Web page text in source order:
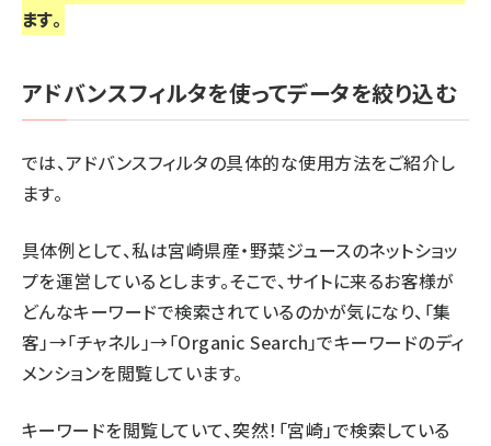
ます。
アドバンスフィルタを使ってデータを絞り込む
では、アドバンスフィルタの具体的な使用方法をご紹介し
ます。
具体例として、私は宮崎県産・野菜ジュースのネットショッ
プを運営しているとします。そこで、サイトに来るお客様が
どんなキーワードで検索されているのかが気になり、「集
客」→「チャネル」→「Organic Search」でキーワードのディ
メンションを閲覧しています。
キーワードを閲覧していて、突然！「宮崎」で検索している